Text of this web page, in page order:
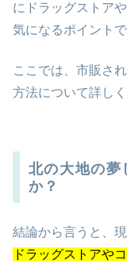
にドラッグストア
気になるポイントで
ここでは、市販さ
方法について詳しく
北の大地の夢
か？
結論から言うと、
ドラッグストアや